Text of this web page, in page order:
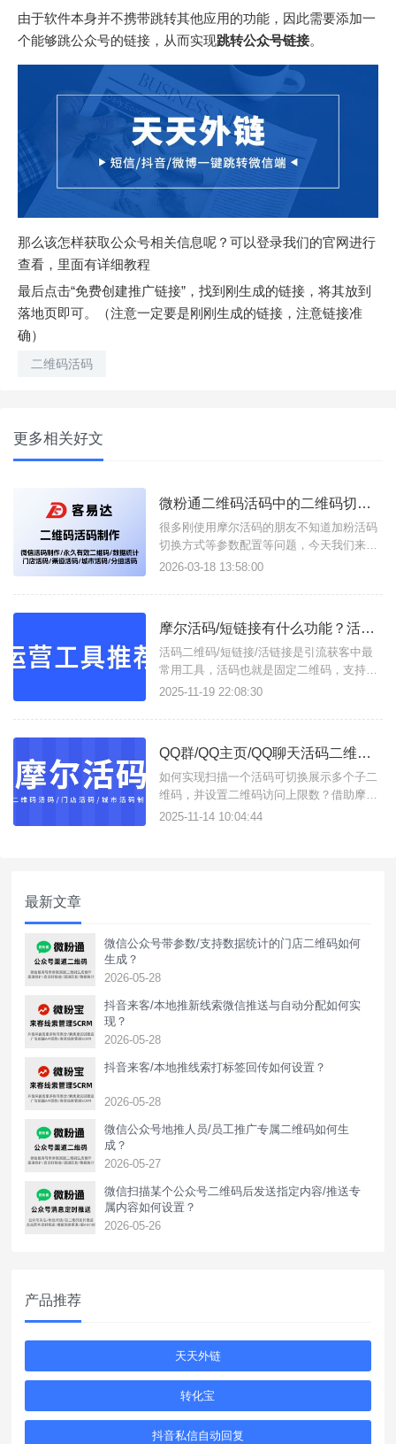
由于软件本身并不携带跳转其他应用的功能，因此需要添加一
个能够跳公众号的链接，从而实现跳转公众号链接。
那么该怎样获取公众号相关信息呢？可以登录我们的官网进行
查看，里面有详细教程
最后点击“免费创建推广链接”，找到刚生成的链接，将其放到
落地页即可。（注意一定要是刚刚生成的链接，注意链接准
确）
二维码活码
更多相关好文
微粉通二维码活码中的二维码切换方式/设备绑定说明
很多刚使用摩尔活码的朋友不知道加粉活码
切换方式等参数配置等问题，今天我们来总
结一下：二维码切换方式说明1、顺序切
数后，自动下线二维码 (如:某客服加满50人
可用的子二维码随机展示 (如：所有客服随
机分配客户)；3、
2026-03-18 13:58:00
摩尔活码/短链接有什么功能？活码二维码/活链接如何在线生成？
活码二维码/短链接/活链接是引流获客中最
常用工具，活码也就是固定二维码，支持按
设定展示多个子码，并实现动态更新二维
条链接合并成一条活链接，可实时更改子链
入摩尔活码/短链接这一个工具即可实现。支
持生成以下类型工具：活码二
2025-11-19 22:08:30
QQ群/QQ主页/QQ聊天活码二维码如何创建？
如何实现扫描一个活码可切换展示多个子二
维码，并设置二维码访问上限数？借助摩尔
活码这款活码在线生成工具，可生成企微/个
2025-11-14 10:04:44
最新文章
微信公众号带参数/支持数据统计的门店二维码如何
生成？
2026-05-28
抖音来客/本地推新线索微信推送与自动分配如何实
现？
2026-05-28
抖音来客/本地推线索打标签回传如何设置？
2026-05-28
‌微信公众号地推人员/员工推广专属二维码如何生
成？
2026-05-27
微信扫描某个公众号二维码后发送指定内容/推送专
属内容如何设置？
2026-05-26
产品推荐
天天外链
转化宝
抖音私信自动回复